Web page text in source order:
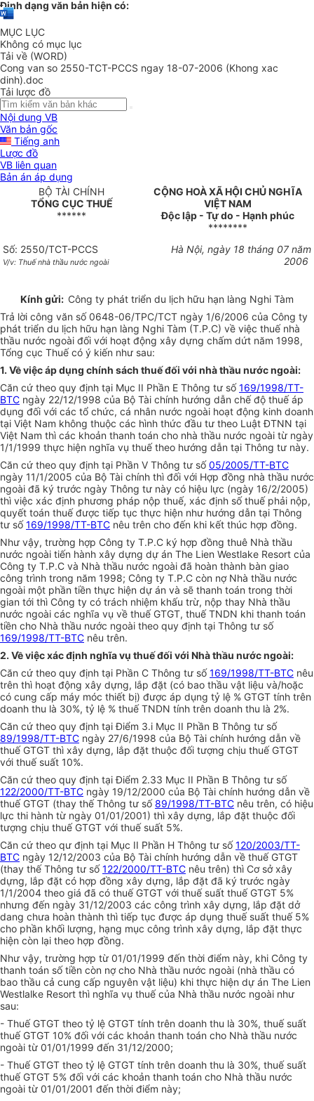
Định dạng văn bản hiện có:
MỤC LỤC
Không có mục lục
Tải về (WORD)
Cong van so 2550-TCT-PCCS ngay 18-07-2006 (Khong xac
dinh).doc
Tải lược đồ
Nội dung VB
Văn bản gốc
Tiếng anh
Lược đồ
VB liên quan
Bản án áp dụng
BỘ TÀI CHÍNH
TỔNG CỤC THUẾ
******
CỘNG HOÀ XÃ HỘI CHỦ NGHĨA
VIỆT NAM
Độc lập - Tự do - Hạnh phúc
********
Số: 2550/TCT-PCCS
V/v: Thuế nhà thầu nước ngoài
Hà Nội, ngày 18 tháng 07 năm
2006
Kính gửi: Công ty phát triển du lịch hữu hạn làng Nghi Tàm
Trả lời công văn số 0648-06/TPC/TCT ngày 1/6/2006 của Công ty
phát triển du lịch hữu hạn làng Nghi Tàm (T.P.C) về việc thuế nhà
thầu nước ngoài đối với hoạt động xây dựng chấm dứt năm 1998,
Tổng cục Thuế có ý kiến như sau:
1. Về việc áp dụng chính sách thuế đối với nhà thầu nước ngoài:
Căn cứ theo quy định tại Mục II Phần E Thông tư số169/1998/TT-
BTC ngày 22/12/1998 của Bộ Tài chính hướng dẫn chế độ thuế áp
dụng đối với các tổ chức, cá nhân nước ngoài hoạt động kinh doanh
tại Việt Nam không thuộc các hình thức đầu tư theo Luật ĐTNN tại
Việt Nam thì các khoản thanh toán cho nhà thầu nước ngoài từ ngày
1/1/1999 thực hiện nghĩa vụ thuế theo hướng dẫn tại Thông tư này.
Căn cứ theo quy định tại Phần V Thông tư số05/2005/TT-BTC
ngày 11/1/2005 của Bộ Tài chính thì đối với Hợp đồng nhà thầu nước
ngoài đã ký trước ngày Thông tư này có hiệu lực (ngày 16/2/2005)
thì việc xác định phương pháp nộp thuế, xác định số thuế phải nộp,
quyết toán thuế được tiếp tục thực hiện như hướng dẫn tại Thông
tư số169/1998/TT-BTC nêu trên cho đến khi kết thúc hợp đồng.
Như vậy, trường hợp Công ty T.P.C ký hợp đồng thuê Nhà thầu
nước ngoài tiến hành xây dựng dự án The Lien Westlake Resort của
Công ty T.P.C và Nhà thầu nước ngoài đã hoàn thành bàn giao
công trình trong năm 1998; Công ty T.P.C còn nợ Nhà thầu nước
ngoài một phần tiền thực hiện dự án và sẽ thanh toán trong thời
gian tới thì Công ty có trách nhiệm khấu trừ, nộp thay Nhà thầu
nước ngoài các nghĩa vụ về thuế GTGT, thuế TNDN khi thanh toán
tiền cho Nhà thầu nước ngoài theo quy định tại Thông tư số
169/1998/TT-BTC nêu trên.
2. Về việc xác định nghĩa vụ thuế đối với Nhà thầu nước ngoài:
Căn cứ theo quy định tại Phần C Thông tư số169/1998/TT-BTC nêu
trên thì hoạt động xây dựng, lắp đặt (có bao thầu vật liệu và/hoặc
có cung cấp máy móc thiết bị) được áp dụng tỷ lệ % GTGT tính trên
doanh thu là 30%, tỷ lệ % thuế TNDN tính trên doanh thu là 2%.
Căn cứ theo quy định tại Điểm 3.i Mục II Phần B Thông tư số
89/1998/TT-BTC ngày 27/6/1998 của Bộ Tài chính hướng dẫn về
thuế GTGT thì xây dựng, lắp đặt thuộc đối tượng chịu thuế GTGT
với thuế suất 10%.
Căn cứ theo quy định tại Điểm 2.33 Mục II Phần B Thông tư số
122/2000/TT-BTC ngày 19/12/2000 của Bộ Tài chính hướng dẫn về
thuế GTGT (thay thế Thông tư số89/1998/TT-BTC nêu trên, có hiệu
lực thi hành từ ngày 01/01/2001) thì xây dựng, lắp đặt thuộc đối
tượng chịu thuế GTGT với thuế suất 5%.
Căn cứ theo qư định tại Mục II Phần H Thông tư số120/2003/TT-
BTC ngày 12/12/2003 của Bộ Tài chính hướng dẫn về thuế GTGT
(thay thế Thông tư số122/2000/TT-BTC nêu trên) thì Cơ sở xây
dựng, lắp đặt có hợp đồng xây dựng, lắp đặt đã ký trước ngày
1/1/2004 theo giá đã có thuế GTGT với thuế suất thuế GTGT 5%
nhưng đến ngày 31/12/2003 các công trình xây dựng, lắp đặt dở
dang chưa hoàn thành thì tiếp tục được áp dụng thuế suất thuế 5%
cho phần khối lượng, hạng mục công trình xây dựng, lắp đặt thực
hiện còn lại theo hợp đồng.
Như vậy, trường hợp từ 01/01/1999 đến thời điểm này, khi Công ty
thanh toán số tiền còn nợ cho Nhà thầu nước ngoài (nhà thầu có
bao thầu cả cung cấp nguyên vật liệu) khi thực hiện dự án The Lien
Westlalke Resort thì nghĩa vụ thuế của Nhà thầu nước ngoài như
sau:
- Thuế GTGT theo tỷ lệ GTGT tính trên doanh thu là 30%, thuế suất
thuế GTGT 10% đối với các khoản thanh toán cho Nhà thầu nước
ngoài từ 01/01/1999 đến 31/12/2000;
- Thuế GTGT theo tỷ lệ GTGT tính trên doanh thu là 30%, thuế suất
thuế GTGT 5% đối với các khoản thanh toán cho Nhà thầu nước
ngoài từ 01/01/2001 đến thời điểm này;